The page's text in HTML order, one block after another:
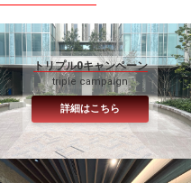
トリプル0キャンペーン
triple campaign
詳細はこちら